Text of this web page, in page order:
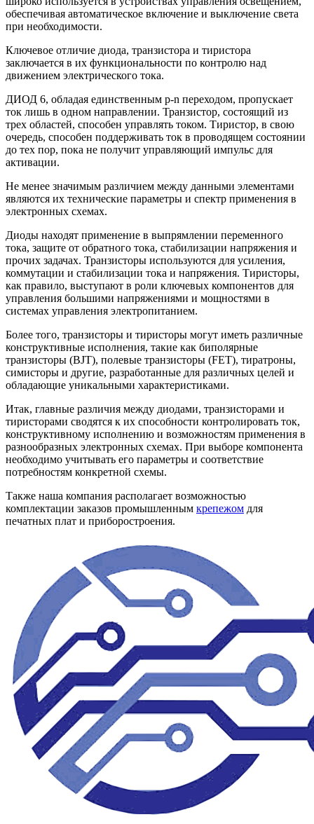
обеспечивая автоматическое включение и выключение света
при необходимости.
Ключевое отличие диода, транзистора и тиристора
заключается в их функциональности по контролю над
движением электрического тока.
ДИОД 6, обладая единственным p-n переходом, пропускает
ток лишь в одном направлении. Транзистор, состоящий из
трех областей, способен управлять током. Тиристор, в свою
очередь, способен поддерживать ток в проводящем состоянии
до тех пор, пока не получит управляющий импульс для
активации.
Не менее значимым различием между данными элементами
являются их технические параметры и спектр применения в
электронных схемах.
Диоды находят применение в выпрямлении переменного
тока, защите от обратного тока, стабилизации напряжения и
прочих задачах. Транзисторы используются для усиления,
коммутации и стабилизации тока и напряжения. Тиристоры,
как правило, выступают в роли ключевых компонентов для
управления большими напряжениями и мощностями в
системах управления электропитанием.
Более того, транзисторы и тиристоры могут иметь различные
конструктивные исполнения, такие как биполярные
транзисторы (BJT), полевые транзисторы (FET), тиратроны,
симисторы и другие, разработанные для различных целей и
обладающие уникальными характеристиками.
Итак, главные различия между диодами, транзисторами и
тиристорами сводятся к их способности контролировать ток,
конструктивному исполнению и возможностям применения в
разнообразных электронных схемах. При выборе компонента
необходимо учитывать его параметры и соответствие
потребностям конкретной схемы.
Также наша компания располагает возможностью
комплектации заказов промышленным крепежом для
печатных плат и приборостроения.